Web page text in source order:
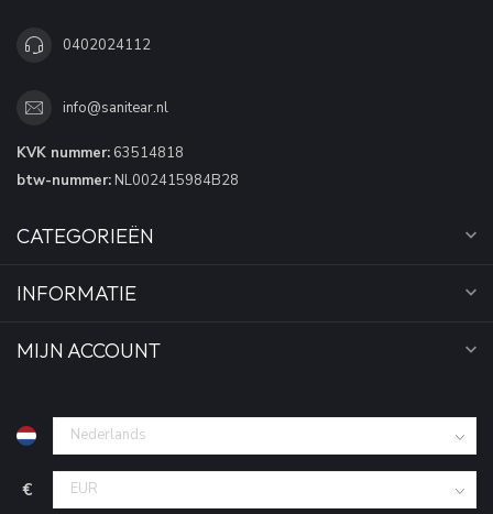
0402024112
info@sanitear.nl
KVK nummer: 63514818
btw-nummer: NL002415984B28
CATEGORIEËN
INFORMATIE
MIJN ACCOUNT
€